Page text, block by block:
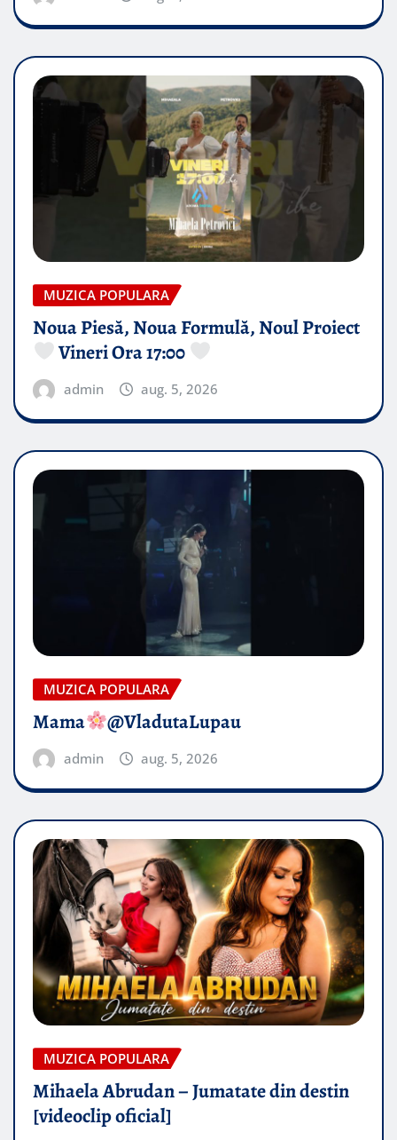
MUZICA POPULARA
Noua Piesă, Noua Formulă, Noul Proiect
Vineri Ora 17:00
admin aug. 5, 2026
MUZICA POPULARA
Mama @VladutaLupau
admin aug. 5, 2026
MUZICA POPULARA
Mihaela Abrudan – Jumatate din destin
[videoclip oficial]